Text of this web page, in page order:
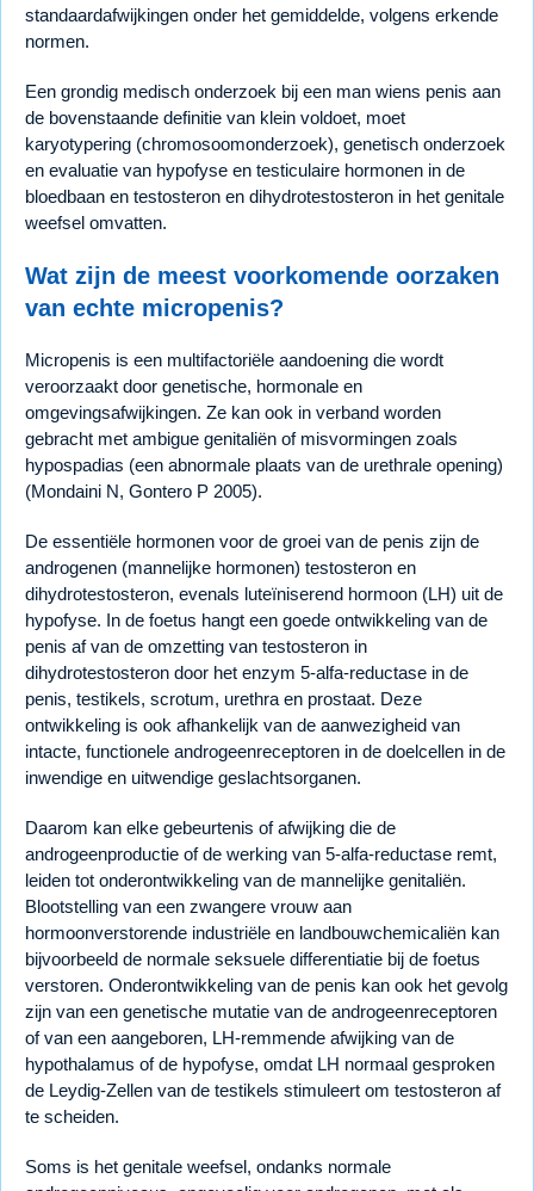
standaardafwijkingen onder het gemiddelde, volgens erkende
normen.
Een grondig medisch onderzoek bij een man wiens penis aan
de bovenstaande definitie van klein voldoet, moet
karyotypering (chromosoomonderzoek), genetisch onderzoek
en evaluatie van hypofyse en testiculaire hormonen in de
bloedbaan en testosteron en dihydrotestosteron in het genitale
weefsel omvatten.
Wat zijn de meest voorkomende oorzaken
van echte micropenis?
Micropenis is een multifactoriële aandoening die wordt
veroorzaakt door genetische, hormonale en
omgevingsafwijkingen. Ze kan ook in verband worden
gebracht met ambigue genitaliën of misvormingen zoals
hypospadias (een abnormale plaats van de urethrale opening)
(Mondaini N, Gontero P 2005).
De essentiële hormonen voor de groei van de penis zijn de
androgenen (mannelijke hormonen) testosteron en
dihydrotestosteron, evenals luteïniserend hormoon (LH) uit de
hypofyse. In de foetus hangt een goede ontwikkeling van de
penis af van de omzetting van testosteron in
dihydrotestosteron door het enzym 5-alfa-reductase in de
penis, testikels, scrotum, urethra en prostaat. Deze
ontwikkeling is ook afhankelijk van de aanwezigheid van
intacte, functionele androgeenreceptoren in de doelcellen in de
inwendige en uitwendige geslachtsorganen.
Daarom kan elke gebeurtenis of afwijking die de
androgeenproductie of de werking van 5-alfa-reductase remt,
leiden tot onderontwikkeling van de mannelijke genitaliën.
Blootstelling van een zwangere vrouw aan
hormoonverstorende industriële en landbouwchemicaliën kan
bijvoorbeeld de normale seksuele differentiatie bij de foetus
verstoren. Onderontwikkeling van de penis kan ook het gevolg
zijn van een genetische mutatie van de androgeenreceptoren
of van een aangeboren, LH-remmende afwijking van de
hypothalamus of de hypofyse, omdat LH normaal gesproken
de Leydig-Zellen van de testikels stimuleert om testosteron af
te scheiden.
Soms is het genitale weefsel, ondanks normale